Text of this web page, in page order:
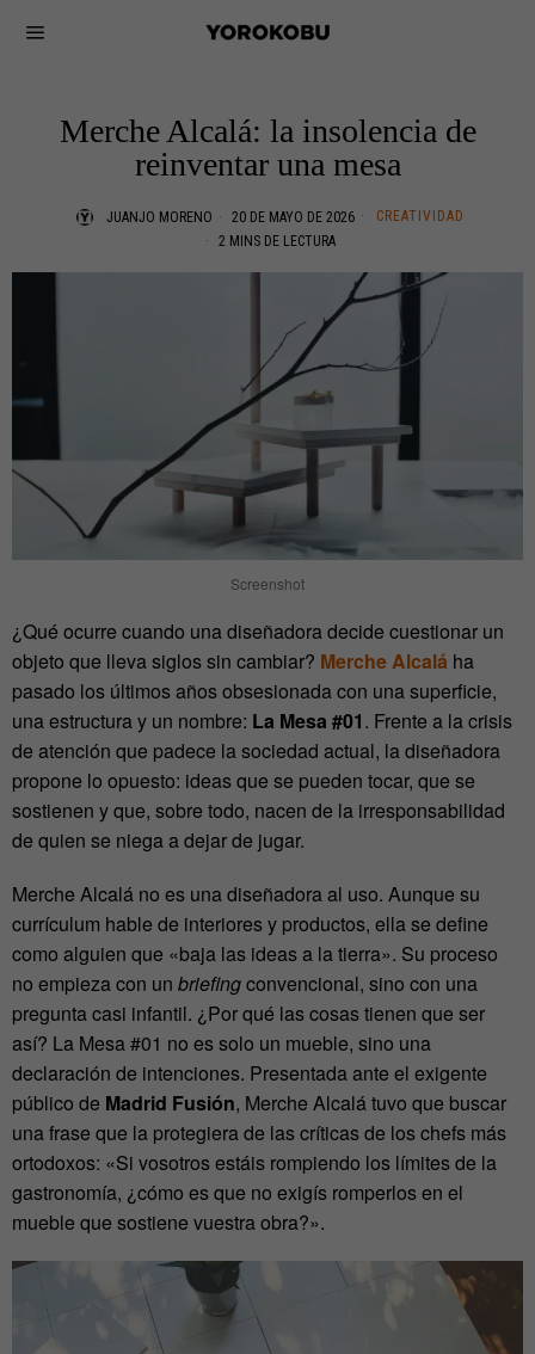
Merche Alcalá: la insolencia de
reinventar una mesa
JUANJO MORENO 20 DE MAYO DE 2026
CREATIVIDAD
2 MINS DE LECTURA
Screenshot
¿Qué ocurre cuando una diseñadora decide cuestionar un
objeto que lleva siglos sin cambiar? Merche Alcalá ha
pasado los últimos años obsesionada con una superficie,
una estructura y un nombre: La Mesa #01. Frente a la crisis
de atención que padece la sociedad actual, la diseñadora
propone lo opuesto: ideas que se pueden tocar, que se
sostienen y que, sobre todo, nacen de la irresponsabilidad
de quien se niega a dejar de jugar.
Merche Alcalá no es una diseñadora al uso. Aunque su
currículum hable de interiores y productos, ella se define
como alguien que «baja las ideas a la tierra». Su proceso
no empieza con un briefingconvencional, sino con una
pregunta casi infantil. ¿Por qué las cosas tienen que ser
así? La Mesa #01 no es solo un mueble, sino una
declaración de intenciones. Presentada ante el exigente
público de Madrid Fusión, Merche Alcalá tuvo que buscar
una frase que la protegiera de las críticas de los chefs más
ortodoxos: «Si vosotros estáis rompiendo los límites de la
gastronomía, ¿cómo es que no exigís romperlos en el
mueble que sostiene vuestra obra?».